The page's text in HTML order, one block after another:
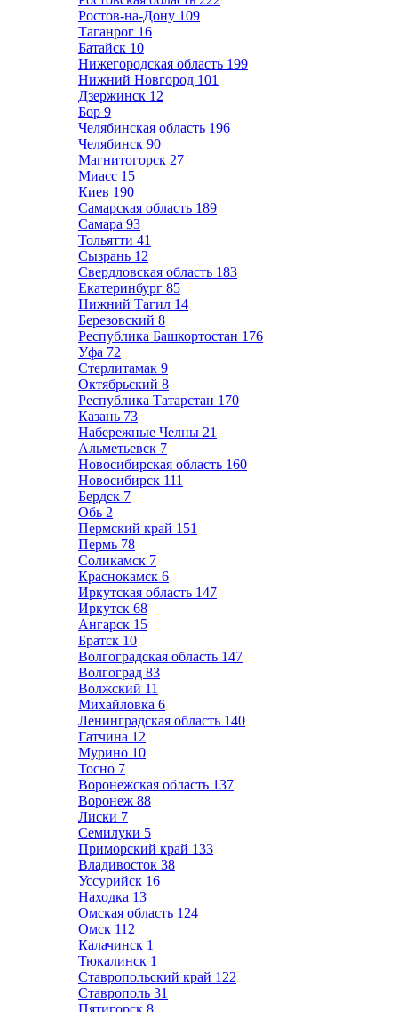
Ростов-на-Дону 109
Таганрог 16
Батайск 10
Нижегородская область 199
Нижний Новгород 101
Дзержинск 12
Бор 9
Челябинская область 196
Челябинск 90
Магнитогорск 27
Миасс 15
Киев 190
Самарская область 189
Самара 93
Тольятти 41
Сызрань 12
Свердловская область 183
Екатеринбург 85
Нижний Тагил 14
Березовский 8
Республика Башкортостан 176
Уфа 72
Стерлитамак 9
Октябрьский 8
Республика Татарстан 170
Казань 73
Набережные Челны 21
Альметьевск 7
Новосибирская область 160
Новосибирск 111
Бердск 7
Обь 2
Пермский край 151
Пермь 78
Соликамск 7
Краснокамск 6
Иркутская область 147
Иркутск 68
Ангарск 15
Братск 10
Волгоградская область 147
Волгоград 83
Волжский 11
Михайловка 6
Ленинградская область 140
Гатчина 12
Мурино 10
Тосно 7
Воронежская область 137
Воронеж 88
Лиски 7
Семилуки 5
Приморский край 133
Владивосток 38
Уссурийск 16
Находка 13
Омская область 124
Омск 112
Калачинск 1
Тюкалинск 1
Ставропольский край 122
Ставрополь 31
Пятигорск 8